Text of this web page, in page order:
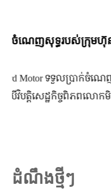
មកស្គាល់ពីប្រេននៃ​
មហាជន​ពិតជា​ស្គាល់​សេដ្
កិត្តិយស កេរ្តិ៍ឈ្មោះ និង​ស្ន
ដំណឹងថ្មីៗ